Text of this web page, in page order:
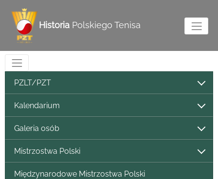
Historia Polskiego Tenisa
PZLT/PZT
Kalendarium
Galeria osób
Mistrzostwa Polski
Międzynarodowe Mistrzostwa Polski